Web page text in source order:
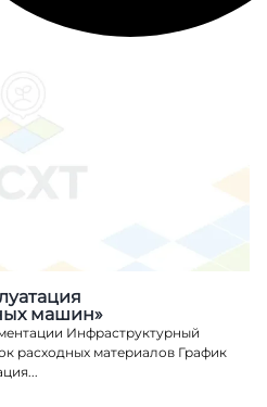
машин»
Инфраструктурный
расходных материалов График